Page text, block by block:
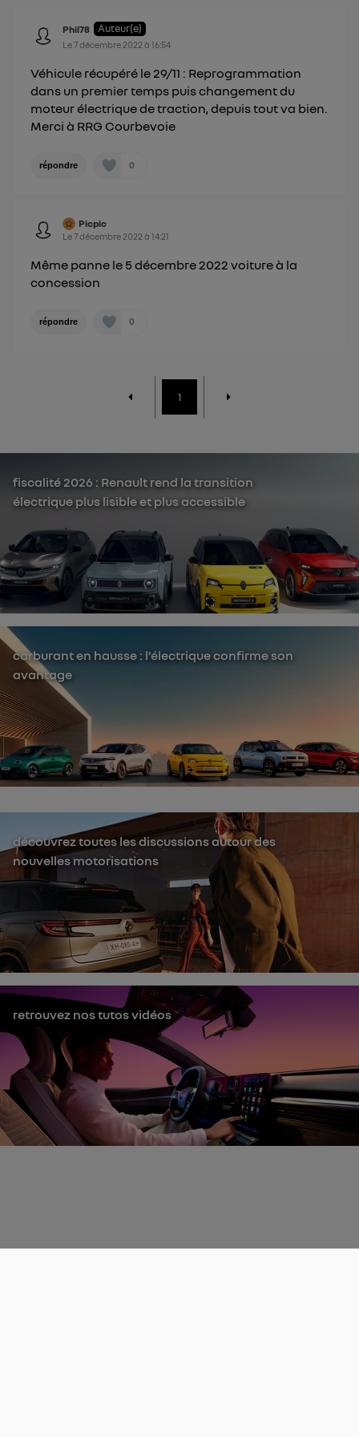
Phil78 Auteur(e)
Le7 décembre 2022 à16:54
Véhicule récupéré le 29/11 : Reprogrammation
dans un premier temps puis changement du
moteur électrique de traction, depuis tout va bien.
Merci à RRG Courbevoie
répondre 0
Picpic
Le7 décembre 2022 à14:21
Même panne le 5 décembre 2022 voiture à la
concession
répondre 0
1
fiscalité 2026 : Renault rend la transition
électrique plus lisible et plus accessible
carburant en hausse : l’électrique confirme son
avantage
découvrez toutes les discussions autour des
nouvelles motorisations
retrouvez nos tutos vidéos
personnelles d'Utiq